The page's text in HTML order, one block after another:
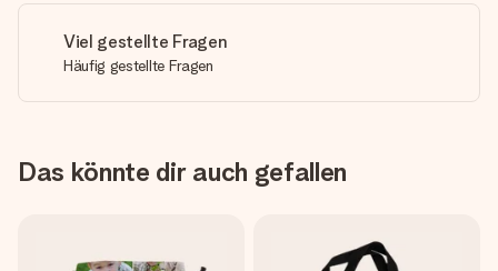
Viel gestellte Fragen
Häufig gestellte Fragen
Das könnte dir auch gefallen